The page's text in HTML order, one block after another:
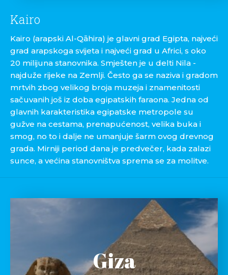
Kairo
Kairo (arapski Al-Qāhira) je glavni grad Egipta, najveći
grad arapskoga svijeta i najveći grad u Africi, s oko
20 milijuna stanovnika. Smješten je u delti Nila -
najduže rijeke na Zemlji. Često ga se naziva i gradom
mrtvih zbog velikog broja muzeja i znamenitosti
sačuvanih još iz doba egipatskih faraona. Jedna od
glavnih karakteristika egipatske metropole su
gužve na cestama, prenapućenost, velika buka i
smog, no to i dalje ne umanjuje šarm ovog drevnog
grada. Mirniji period dana je predvečer, kada zalazi
sunce, a većina stanovništva sprema se za molitve.
Giza